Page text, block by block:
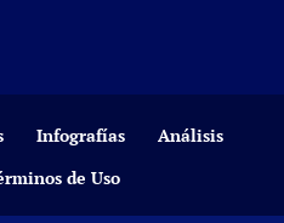
Infografías
Análisis
de Uso